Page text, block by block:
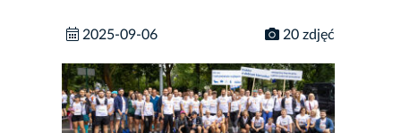
2025-09-06 20 zdjęć